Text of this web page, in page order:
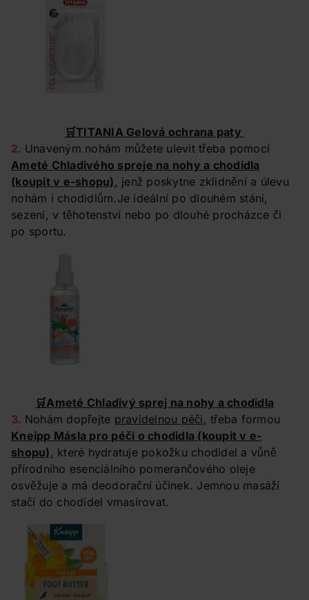
🛒TITANIA Gelová ochrana paty
2. Unaveným nohám můžete ulevit třeba pomocí
Ameté Chladivého spreje na nohy a chodidla
(koupit v e-shopu), jenž poskytne zklidnění a úlevu
nohám i chodidlům.Je ideální po dlouhém stání,
sezení, v těhotenství nebo po dlouhé procházce či
po sportu.
🛒Ameté Chladivý sprej na nohy a chodidla
3. Nohám dopřejte pravidelnou péči, třeba formou
Kneipp Másla pro péči o chodidla (koupit v e-
shopu), které hydratuje pokožku chodidel a vůně
přírodního esenciálního pomerančového oleje
osvěžuje a má deodorační účinek. Jemnou masáží
stačí do chodidel vmasírovat.